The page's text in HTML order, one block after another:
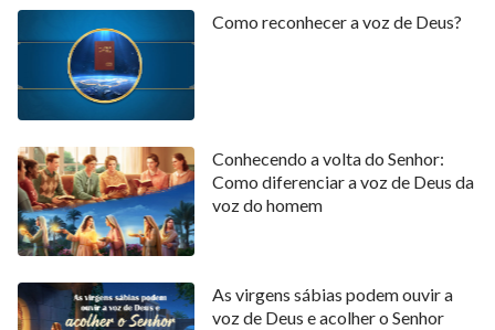
127
128 129 131
133
134
135
141
142
148
149 150
Como reconhecer a voz de Deus?
Conhecendo a volta do Senhor:
Como diferenciar a voz de Deus da
voz do homem
As virgens sábias podem ouvir a
voz de Deus e acolher o Senhor